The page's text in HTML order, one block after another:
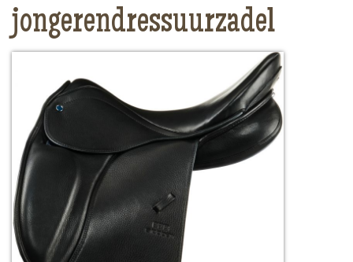
jongerendressuurzadel